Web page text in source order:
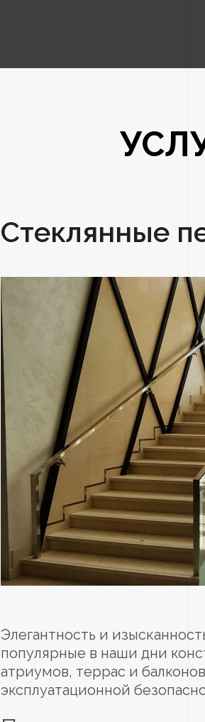
Стеклянные
Элегантность и
популярные в наши дни
атриумов, террас и
эксплуатационной